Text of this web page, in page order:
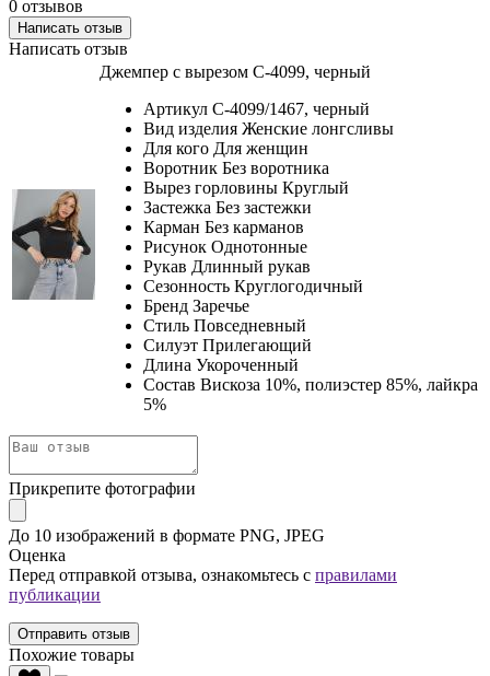
0 отзывов
Написать отзыв
Написать отзыв
Джемпер с вырезом C-4099, черный
Артикул C-4099/1467, черный
Вид изделия Женские лонгсливы
Для кого Для женщин
Воротник Без воротника
Вырез горловины Круглый
Застежка Без застежки
Карман Без карманов
Рисунок Однотонные
Рукав Длинный рукав
Сезонность Круглогодичный
Бренд Заречье
Стиль Повседневный
Силуэт Прилегающий
Длина Укороченный
Состав Вискоза 10%, полиэстер 85%, лайкра
5%
Прикрепите фотографии
До 10 изображений в формате PNG, JPEG
Оценка
Перед отправкой отзыва, ознакомьтесь с правилами
публикации
Отправить отзыв
Похожие товары